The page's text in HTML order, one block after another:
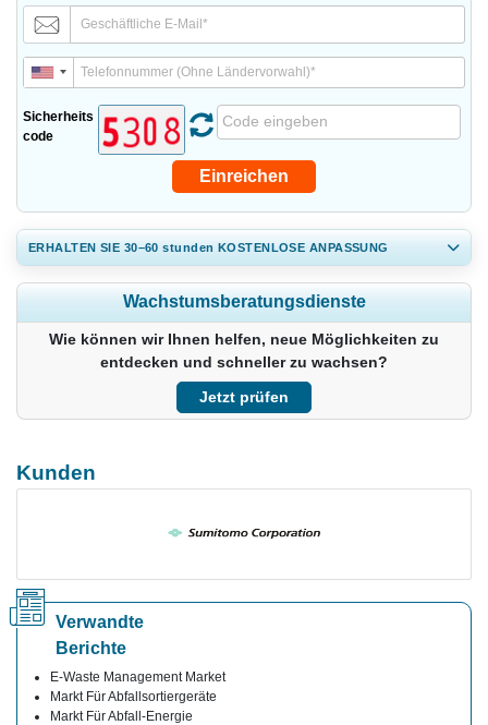
Sicherheits
code
Einreichen
ERHALTEN SIE 30–60stunden KOSTENLOSE ANPASSUNG
Regionale und länderspezifische Abdeckung erweitern,
Segmentanalyse, Unternehmensprofile, Wettbewerbs-
Benchmarking, und Endnutzer-Einblicke.
Jetzt anpassen
Wachstumsberatungsdienste
Wie können wir Ihnen helfen, neue Möglichkeiten zu
entdecken und schneller zu wachsen?
Jetzt prüfen
Kunden
Verwandte
Berichte
E-Waste Management Market
Markt Für Abfallsortiergeräte
Markt Für Abfall-Energie